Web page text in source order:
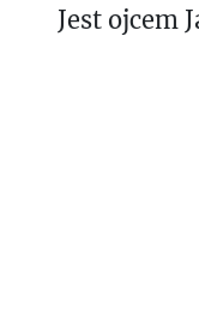
Jest ojcem